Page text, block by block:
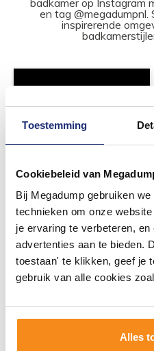
Toestemming
Cookiebeleid van
Bij Megadump gebruiken
technieken om onze
je ervaring te verbeteren,
advertenties aan te bieden.
toestaan' te klikken, geef je
gebruik van alle cookies
Alles
en tag
inspirerende